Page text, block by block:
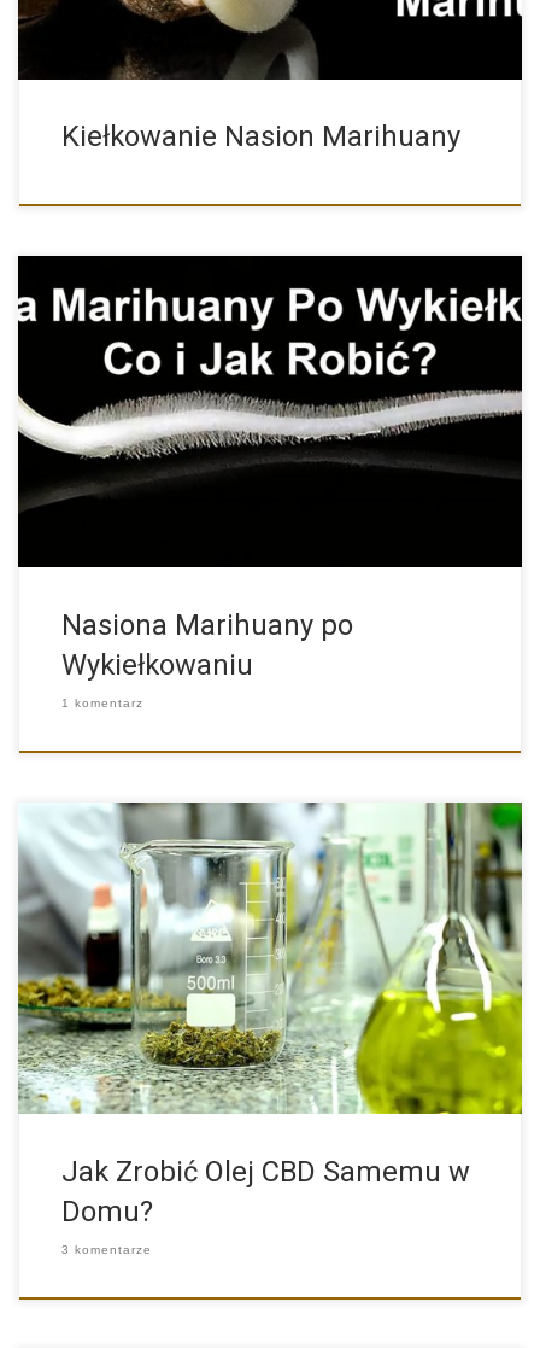
Kiełkowanie Nasion Marihuany
Wykiełkowane Nasiona Marihuany i Konopi – Co i Jak z […]
Nasiona Marihuany po
Wykiełkowaniu
1 komentarz
W przeciągu ostatnich latach olej CBD pozyskany z rośliny
konopi […]
Jak Zrobić Olej CBD Samemu w
Domu?
3 komentarze